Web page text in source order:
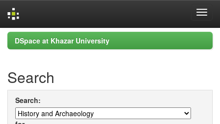
Skip
navigation
DSpace at Khazar University
Search
Search: